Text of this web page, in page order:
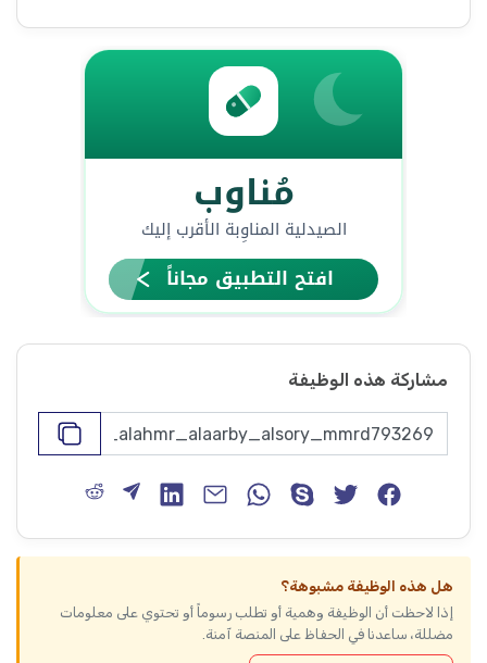
مشاركة هذه الوظيفة
هل هذه الوظيفة مشبوهة؟
إذا لاحظت أن الوظيفة وهمية أو تطلب رسوماً أو تحتوي على معلومات
مضللة، ساعدنا في الحفاظ على المنصة آمنة.